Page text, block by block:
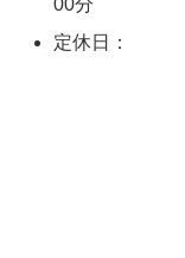
00分
定休日：